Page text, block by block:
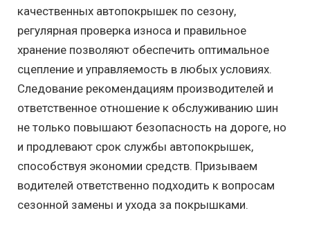
качественных автопокрышек по сезону,
регулярная проверка износа и правильное
хранение позволяют обеспечить оптимальное
сцепление и управляемость в любых условиях.
Следование рекомендациям производителей и
ответственное отношение к обслуживанию шин
не только повышают безопасность на дороге, но
и продлевают срок службы автопокрышек,
способствуя экономии средств. Призываем
водителей ответственно подходить к вопросам
сезонной замены и ухода за покрышками.